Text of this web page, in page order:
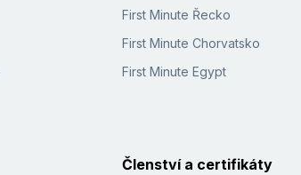
First Minute Řecko
First Minute Chorvatsko
First Minute Egypt
Členství a certifikáty